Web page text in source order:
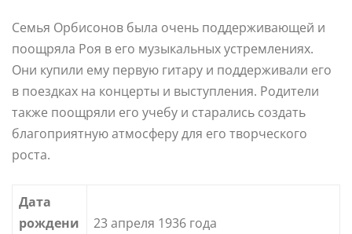
Семья Орбисонов была очень поддерживающей и
поощряла Роя в его музыкальных устремлениях.
Они купили ему первую гитару и поддерживали его
в поездках на концерты и выступления. Родители
также поощряли его учебу и старались создать
благоприятную атмосферу для его творческого
роста.
Дата
рождени
23 апреля 1936 года